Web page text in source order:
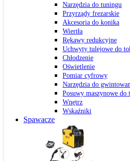
Narzędzia do tuningu
Przyrządy frezarskie
Akcesoria do konika
Wiertła
Rękawy redukcyjne
Uchwyty tulejowe do
Chłodzenie
Oświetlenie
Pomiar cyfrowy
Narzędzia do
Posuwy maszynowe do
Wnętrz
Wskaźniki
Spawacze